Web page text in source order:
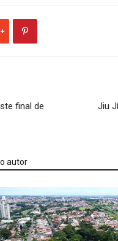
final de
Jiu
autor